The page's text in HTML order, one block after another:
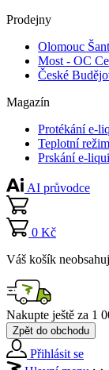
Prodejny
Olomouc
Most - OC
České
Magazín
Protékání e-
Teplotní
Prskání e-
AI průvodce
0 Kč
Váš košík
Nakupte ještě za 1
Zpět do obchodu
Přihlásit se